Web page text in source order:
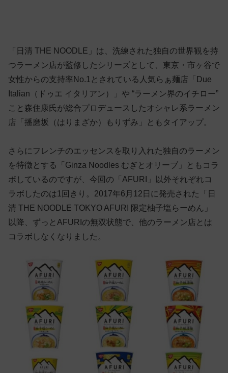
「日清 THE NOODLE」は、洗練された独自の世界観を持
つラーメン店が監修したシリーズとして、東京・市ヶ谷で
女性からの支持率No.1とされている人気らぁ麺店「Due
Italian（ドゥエ イタリアン）」や “ラーメン界のイチロー”
こと森住康氏が総合プロデュースしたオシャレ系ラーメン
店「播磨坂（はりまざか）もりずみ」ともタイアップ。
さらにフレンチのエッセンスを取り入れた独自のラーメン
を特徴とする「Ginza Noodles むぎとオリーブ」ともコラ
ボしているのですが、今回の「AFURI」以外それぞれコ
ラボしたのは1回きり。2017年6月12日に発売された「日
清 THE NOODLE TOKYO AFURI 限定柚子塩らーめん」
以降、ずっとAFURIの無双状態で、他のラーメン店とは
コラボしなくなりました。